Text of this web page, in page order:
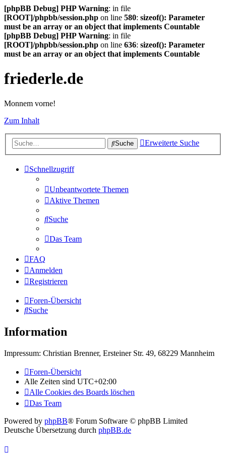
[phpBB Debug] PHP Warning: in file
[ROOT]/phpbb/session.php on line 580: sizeof(): Parameter
must be an array or an object that implements Countable
[phpBB Debug] PHP Warning: in file
[ROOT]/phpbb/session.php on line 636: sizeof(): Parameter
must be an array or an object that implements Countable
friederle.de
Monnem vorne!
Zum Inhalt
Suche Erweiterte Suche
Schnellzugriff
Unbeantwortete Themen
Aktive Themen
Suche
Das Team
FAQ
Anmelden
Registrieren
Foren-Übersicht
Suche
Information
Impressum: Christian Brenner, Ersteiner Str. 49, 68229 Mannheim
Foren-Übersicht
Alle Zeiten sind UTC+02:00
Alle Cookies des Boards löschen
Das Team
Powered by phpBB® Forum Software © phpBB Limited
Deutsche Übersetzung durch phpBB.de